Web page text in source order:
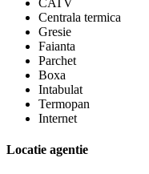
Centrala termica
Gresie
Faianta
Parchet
Boxa
Intabulat
Termopan
Internet
Locatie agentie